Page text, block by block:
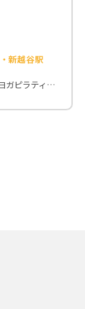
新越谷駅
タマリキ埼玉アイタペアペア 越谷ヨガピラティススクール